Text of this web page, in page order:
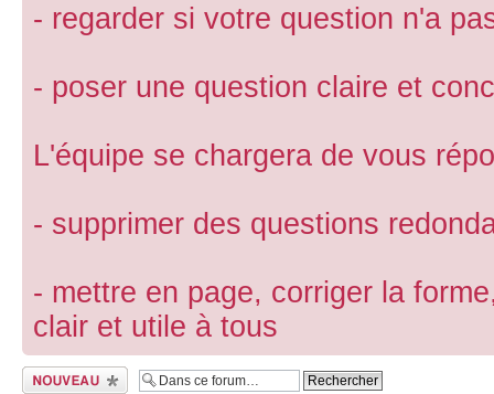
- regarder si votre question n'a
- poser une question claire et
L'équipe se chargera de vous
- supprimer des questions
- mettre en page, corriger la
clair et utile à tous
Ecrire un nouveau
sujet